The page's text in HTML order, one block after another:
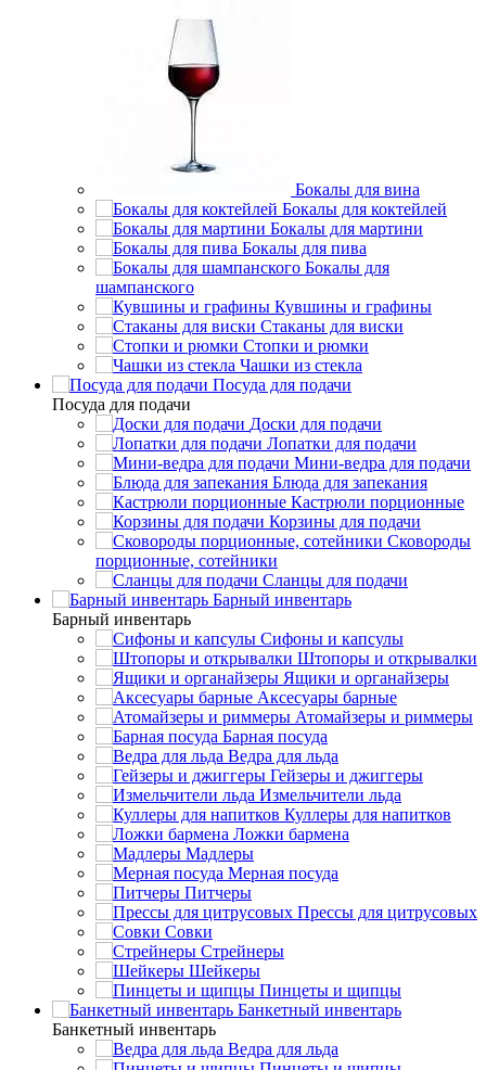
Бокалы для вина
Бокалы для коктейлей
Бокалы для мартини
Бокалы для пива
Бокалы для
шампанского
Кувшины и графины
Стаканы для виски
Стопки и рюмки
Чашки из стекла
Посуда для подачи
Посуда для подачи
Доски для подачи
Лопатки для подачи
Мини-ведра для подачи
Блюда для запекания
Кастрюли порционные
Корзины для подачи
Сковороды
порционные, сотейники
Сланцы для подачи
Барный инвентарь
Барный инвентарь
Сифоны и капсулы
Штопоры и открывалки
Ящики и органайзеры
Аксесуары барные
Атомайзеры и риммеры
Барная посуда
Ведра для льда
Гейзеры и джиггеры
Измельчители льда
Куллеры для напитков
Ложки бармена
Мадлеры
Мерная посуда
Питчеры
Прессы для цитрусовых
Совки
Стрейнеры
Шейкеры
Пинцеты и щипцы
Банкетный инвентарь
Банкетный инвентарь
Ведра для льда